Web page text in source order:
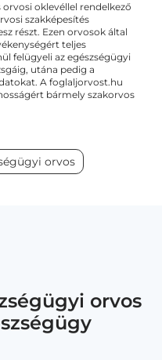
oklevéllel rendelkező
szakképesítés
részt. Ezen orvosok által
teljes
felügyeli az egészségügyi
utána pedig a
A foglaljorvost.hu
bármely szakorvos
orvos
orvos